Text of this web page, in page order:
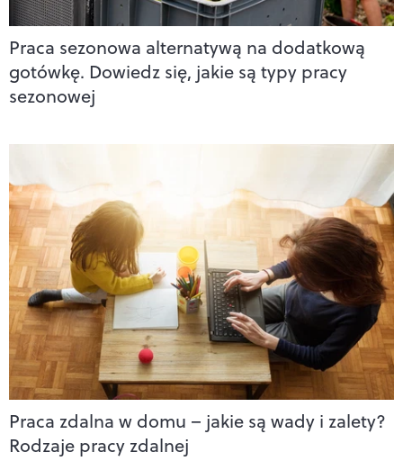
Praca sezonowa alternatywą na dodatkową
gotówkę. Dowiedz się, jakie są typy pracy
sezonowej
Praca zdalna w domu – jakie są wady i zalety?
Rodzaje pracy zdalnej